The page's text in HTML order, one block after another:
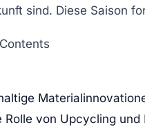
sind. Diese Saison
Rolle von Upcycling